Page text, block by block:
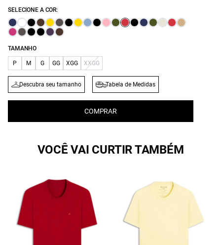
SELECIONE A COR:
TAMANHO
P M G GG XGG XXGG
Descubra seu tamanho Tabela de Medidas
COMPRAR
VOCÊ VAI CURTIR TAMBÉM